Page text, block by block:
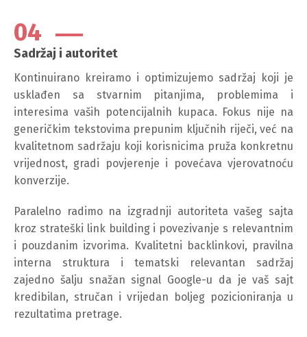
04
Sadržaj i autoritet
Kontinuirano kreiramo i optimizujemo sadržaj koji je
usklađen sa stvarnim pitanjima, problemima i
interesima vaših potencijalnih kupaca. Fokus nije na
generičkim tekstovima prepunim ključnih riječi, već na
kvalitetnom sadržaju koji korisnicima pruža konkretnu
vrijednost, gradi povjerenje i povećava vjerovatnoću
konverzije.
Paralelno radimo na izgradnji autoriteta vašeg sajta
kroz strateški link building i povezivanje s relevantnim
i pouzdanim izvorima. Kvalitetni backlinkovi, pravilna
interna struktura i tematski relevantan sadržaj
zajedno šalju snažan signal Google-u da je vaš sajt
kredibilan, stručan i vrijedan boljeg pozicioniranja u
rezultatima pretrage.